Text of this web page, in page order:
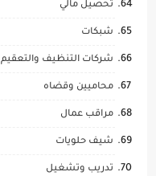
تحصيل مالي
شبكات
شركات التنظيف والتعقيم
محاميين وقضاه
مراقب عمال
شيف حلويات
تدريب وتشغيل